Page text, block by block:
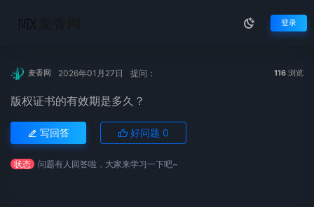
登录
麦香网 2026年01月27日 提问： 116 浏览
版权证书的有效期是多久？
写回答 好问题 0
状态 问题有人回答啦，大家来学习一下吧~